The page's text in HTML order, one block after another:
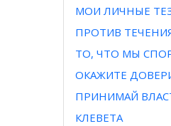
МОИ ЛИЧНЫЕ
ПРОТИВ
ТО, ЧТО МЫ
ОКАЖИТЕ
ПРИНИМАЙ
КЛЕВЕТА